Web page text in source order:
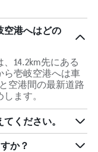
空港へはどの
14.2km先にある
ら壱岐空港へは車
空港間の最新道路
ます。
ください。
か？